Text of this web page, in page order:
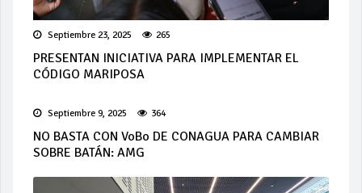
Septiembre 23, 2025 265
PRESENTAN INICIATIVA PARA IMPLEMENTAR EL
CÓDIGO MARIPOSA
Septiembre 9, 2025 364
NO BASTA CON VoBo DE CONAGUA PARA CAMBIAR
SOBRE BATÁN: AMG